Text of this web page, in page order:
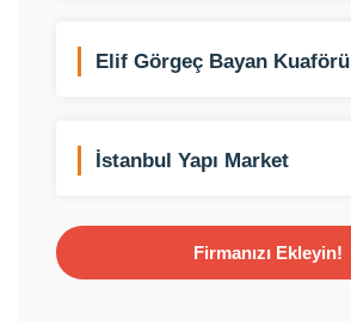
Elif Görgeç Bayan Kuaförü
İstanbul Yapı Market
Firmanızı Ekleyin!